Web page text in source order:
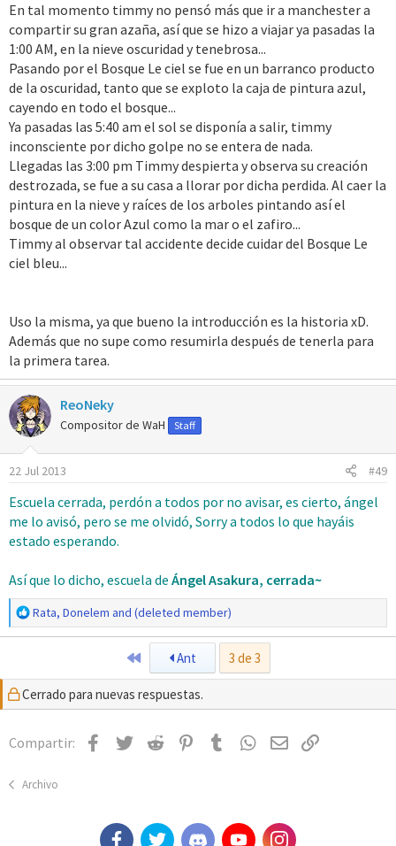
En tal momento timmy no pensó más que ir a manchester a
compartir su gran azaña, así que se hizo a viajar ya pasadas la
1:00 AM, en la nieve oscuridad y tenebrosa...
Pasando por el Bosque Le ciel se fue en un barranco producto
de la oscuridad, tanto que se exploto la caja de pintura azul,
cayendo en todo el bosque...
Ya pasadas las 5:40 am el sol se disponía a salir, timmy
inconsciente por dicho golpe no se entera de nada.
Llegadas las 3:00 pm Timmy despierta y observa su creación
destrozada, se fue a su casa a llorar por dicha perdida. Al caer la
pintura en la nieve y raíces de los arboles pintando así el
bosque de un color Azul como la mar o el zafiro...
Timmy al observar tal accidente decide cuidar del Bosque Le
ciel bleu...
Uso la misma, ya que bueno la introducción es la historia xD.
Además que no supe como resumirla después de tenerla para
la primera tarea.
ReoNeky
Compositor de WaH Staff
22 Jul 2013 #49
Escuela cerrada, perdón a todos por no avisar, es cierto, ángel
me lo avisó, pero se me olvidó, Sorry a todos lo que hayáis
estado esperando.
Así que lo dicho, escuela de Ángel Asakura, cerrada~
R
e
c
i
o
e
:
Rata, Donelem and (deleted member)
PrimeroAnt 3 de 3
Cerrado para nuevas respuestas.
Compartir: Facebook
TwitterReddit Pinterest
TumblrWhatsApp
EmailEnlace
Archivo